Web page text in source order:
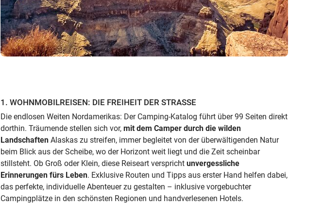
1. WOHNMOBILREISEN: DIE FREIHEIT DER STRASSE
Die endlosen Weiten Nordamerikas: Der Camping-Katalog führt über 99 Seiten direkt
dorthin. Träumende stellen sich vor, mit dem Camper durch die wilden
Landschaften Alaskas zu streifen, immer begleitet von der überwältigenden Natur
beim Blick aus der Scheibe, wo der Horizont weit liegt und die Zeit scheinbar
stillsteht. Ob Groß oder Klein, diese Reiseart verspricht unvergessliche
Erinnerungen fürs Leben. Exklusive Routen und Tipps aus erster Hand helfen dabei,
das perfekte, individuelle Abenteuer zu gestalten – inklusive vorgebuchter
Campingplätze in den schönsten Regionen und handverlesenen Hotels.